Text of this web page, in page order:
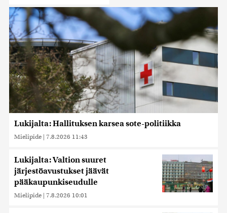
Lukijalta: Hallituksen karsea sote-politiikka
Mielipide | 7.8.2026 11:43
Lukijalta: Valtion suuret
järjestöavustukset jäävät
pääkaupunkiseudulle
Mielipide | 7.8.2026 10:01